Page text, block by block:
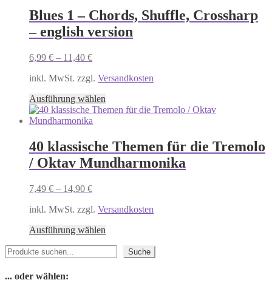
mehrere
Varianten
auf.
auf
gewählt
Blues 1 – Chords, Shuffle, Crossharp
– english version
6,99 € – 11,40 €
inkl. MwSt. zzgl. Versandkosten
Ausführung wählen
Produkt
Varianten
auf.
Die
der
40 klassische Themen für die Tremolo
/ Oktav Mundharmonika
7,49 € – 14,90 €
inkl. MwSt. zzgl. Versandkosten
Ausführung wählen
Suchen Suche
... oder wählen: